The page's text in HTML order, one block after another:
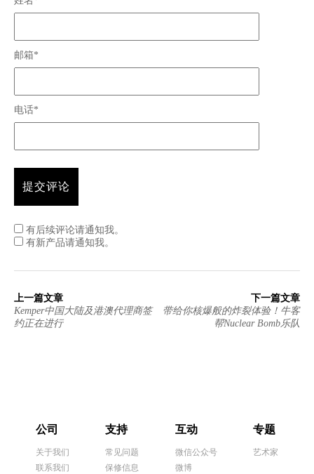
邮箱*
电话*
有后续评论请通知我。
有新产品请通知我。
上一篇文章
Kemper中国大陆及港澳代理商签
约正在进行
下一篇文章
带给你核爆般的炸裂体验！牛客
帮Nuclear Bomb乐队
公司
关于我们
联系我们
支持
常见问题
保修信息
互动
微信公众号
微博
专题
艺术家